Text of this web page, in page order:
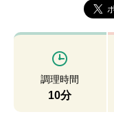
調理時間
10分